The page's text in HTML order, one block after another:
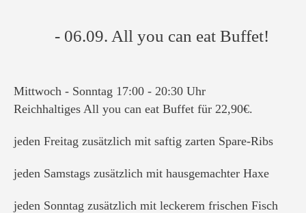
- 06.09. All you can eat Buffet!
Mittwoch - Sonntag 17:00 - 20:30 Uhr
Reichhaltiges All you can eat Buffet für 22,90€.
jeden Freitag zusätzlich mit saftig zarten Spare-Ribs
jeden Samstags zusätzlich mit hausgemachter Haxe
jeden Sonntag zusätzlich mit leckerem frischen Fisch